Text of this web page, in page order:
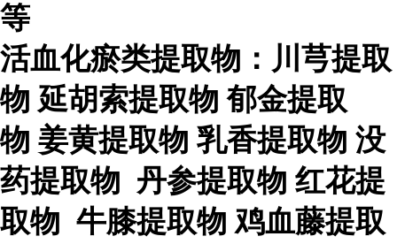
等
活血化瘀类提取物：川芎提取
物 延胡索提取物 郁金提取
物 姜黄提取物 乳香提取物 没
药提取物 丹参提取物 红花提
取物 牛膝提取物 鸡血藤提取